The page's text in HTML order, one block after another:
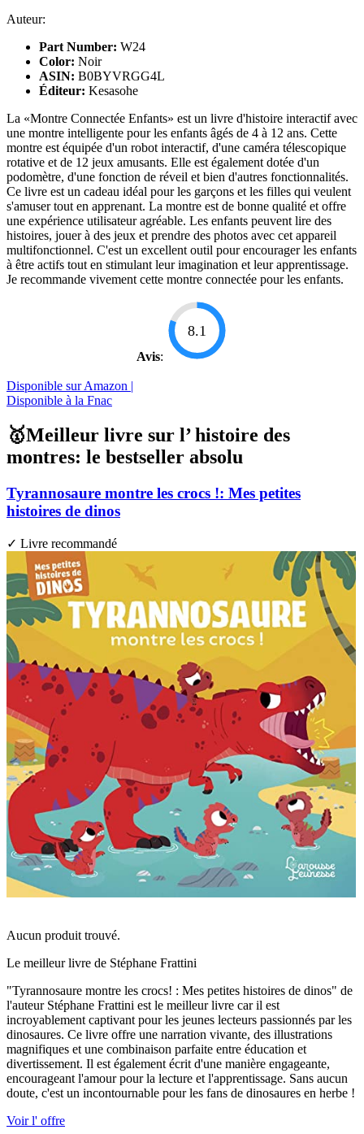
Auteur:
Part Number: W24
Color: Noir
ASIN: B0BYVRGG4L
Éditeur: Kesasohe
La «Montre Connectée Enfants» est un livre d'histoire interactif avec
une montre intelligente pour les enfants âgés de 4 à 12 ans. Cette
montre est équipée d'un robot interactif, d'une caméra télescopique
rotative et de 12 jeux amusants. Elle est également dotée d'un
podomètre, d'une fonction de réveil et bien d'autres fonctionnalités.
Ce livre est un cadeau idéal pour les garçons et les filles qui veulent
s'amuser tout en apprenant. La montre est de bonne qualité et offre
une expérience utilisateur agréable. Les enfants peuvent lire des
histoires, jouer à des jeux et prendre des photos avec cet appareil
multifonctionnel. C'est un excellent outil pour encourager les enfants
à être actifs tout en stimulant leur imagination et leur apprentissage.
Je recommande vivement cette montre connectée pour les enfants.
Avis:
8.1
Disponible sur Amazon |
Disponible à la Fnac
🥇Meilleur livre sur l’ histoire des
montres: le bestseller absolu
Tyrannosaure montre les crocs !: Mes petites
histoires de dinos
✓ Livre recommandé
Aucun produit trouvé.
Le meilleur livre de Stéphane Frattini
"Tyrannosaure montre les crocs! : Mes petites histoires de dinos" de
l'auteur Stéphane Frattini est le meilleur livre car il est
incroyablement captivant pour les jeunes lecteurs passionnés par les
dinosaures. Ce livre offre une narration vivante, des illustrations
magnifiques et une combinaison parfaite entre éducation et
divertissement. Il est également écrit d'une manière engageante,
encourageant l'amour pour la lecture et l'apprentissage. Sans aucun
doute, c'est un incontournable pour les fans de dinosaures en herbe !
Voir l' offre